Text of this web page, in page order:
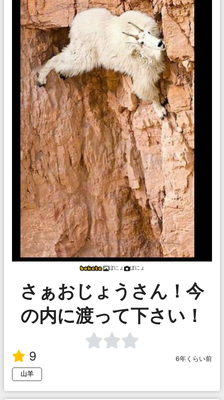
ぽにょ ぽにょ
さぁおじょうさん！今
の内に渡って下さい！
9
6年くらい前
山羊